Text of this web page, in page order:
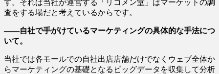
す。それは当社が運営する「リコメン堂」はマーケットの調
査をする場だと考えているからです。
――自社で手がけているマーケティングの具体的な手法につ
いて。
当社では各モールでの自社出店店舗だけでなくウェブ全体か
らマーケティングの基礎となるビッグデータを収集して分析